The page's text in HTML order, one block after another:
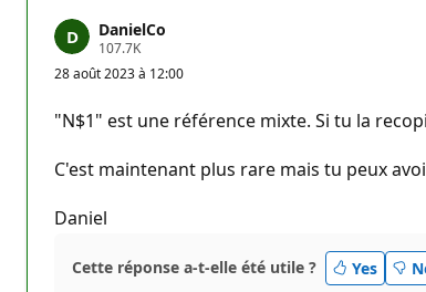
DanielCo
107.7KP
o
i
t
s
e
r
a
t
28 août 2023 à 12:00
"N$1" est une référence mixte. Si tu la
C'est maintenant plus rare mais tu peux
Daniel
Cette réponse a-t-elle été utile ? Yes